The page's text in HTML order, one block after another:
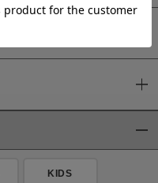
KIDS